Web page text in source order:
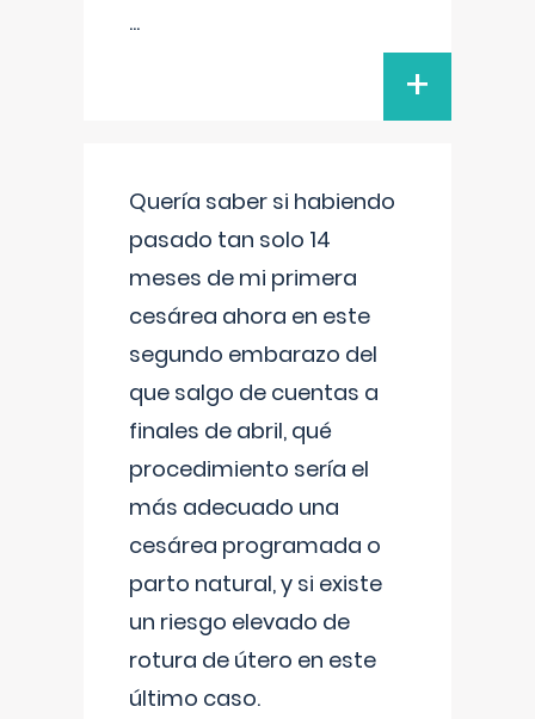
...
+
Quería saber si habiendo
pasado tan solo 14
meses de mi primera
cesárea ahora en este
segundo embarazo del
que salgo de cuentas a
finales de abril, qué
procedimiento sería el
más adecuado una
cesárea programada o
parto natural, y si existe
un riesgo elevado de
rotura de útero en este
último caso.